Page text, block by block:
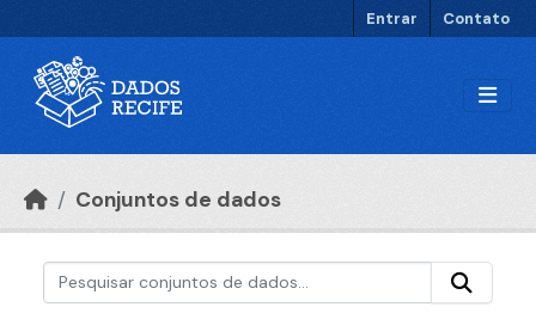
Entrar Contato
Conjuntos de dados